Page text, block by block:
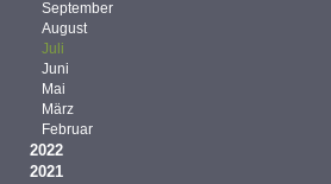
September
August
Juli
Juni
Mai
März
Februar
2022
2021